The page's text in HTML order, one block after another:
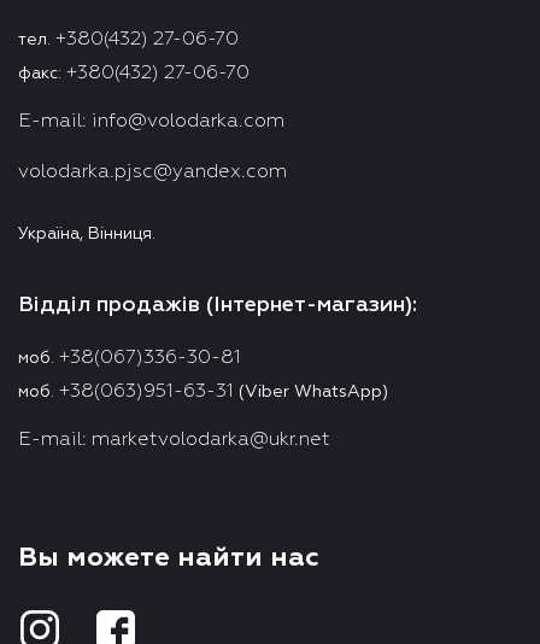
тел. +380(432) 27-06-70
факс: +380(432) 27-06-70
E-mail: info@volodarka.com
volodarka.pjsc@yandex.com
Україна, Вінниця.
Відділ продажів (Інтернет-магазин):
моб. +38(067)336-30-81
моб. +38(063)951-63-31 (Viber WhatsApp)
E-mail: marketvolodarka@ukr.net
Вы можете найти нас